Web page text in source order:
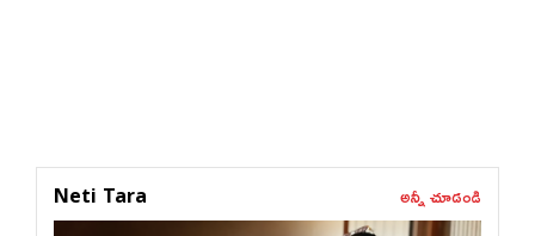
Neti Tara అన్నీ చూడండి